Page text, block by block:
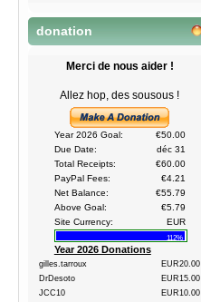
donation
Merci de nous aider !
Allez hop, des sousous !
Year 2026 Goal:
€50.00
Due Date:
déc 31
Total Receipts:
€60.00
PayPal Fees:
€4.21
Net Balance:
€55.79
Above Goal:
€5.79
Site Currency:
EUR
112%
Year 2026 Donations
gilles.tarroux
EUR20.00
DrDesoto
EUR15.00
JCC10
EUR10.00